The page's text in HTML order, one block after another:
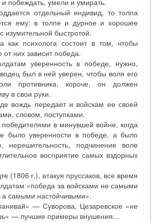
побеждать, умели и умирать.
отдельный индивид, то толпа
ему: в толпе и дурное и хорошее
изумительной быстротой.
как психолога состоит в том, чтобы
от них зависит победа.
уверенность в победе, нужно,
был в ней уверен, чтобы воля его
противника, короче, он должен
в свои руки.
вождь передает и войскам ее своей
словом, поступками.
в минувшей войне, когда
было уверенности в победе, а было
нерешительность, подчинение воле
восприятие самых вздорных
(1806 г.), атакуя пруссаков, все время
«победа за войсками не самыми
самыми настойчивыми».
— Суворова, Цезаревское «не
— лучшие примеры внушения...